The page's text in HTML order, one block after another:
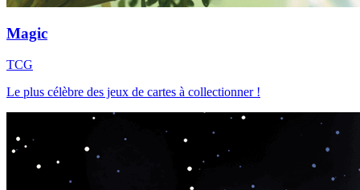
Magic
TCG
Le plus célèbre des jeux de cartes à collectionner !